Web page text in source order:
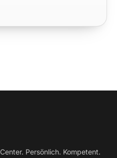
Persönlich. Kompetent.